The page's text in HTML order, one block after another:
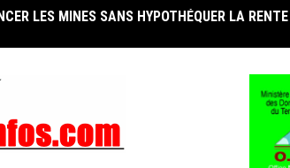
DES TÉLÉCOMMUNICATIONS : Le Mali réélu